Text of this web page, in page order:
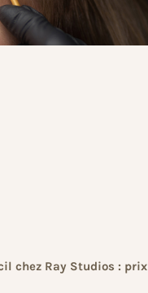
chez Ray Studios : prix